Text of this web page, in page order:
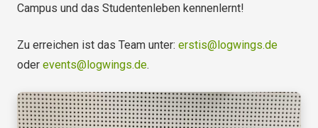
Campus und das Studentenleben kennenlernt!
Zu erreichen ist das Team unter: erstis@logwings.de
oder events@logwings.de.